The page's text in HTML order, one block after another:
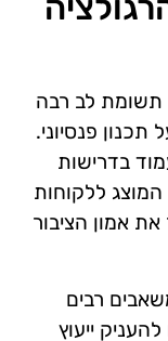
תשומת לב רבה
פנסיוני.
בדרישות
ללקוחות
את אמון הציבור
רבים
ייעוץ